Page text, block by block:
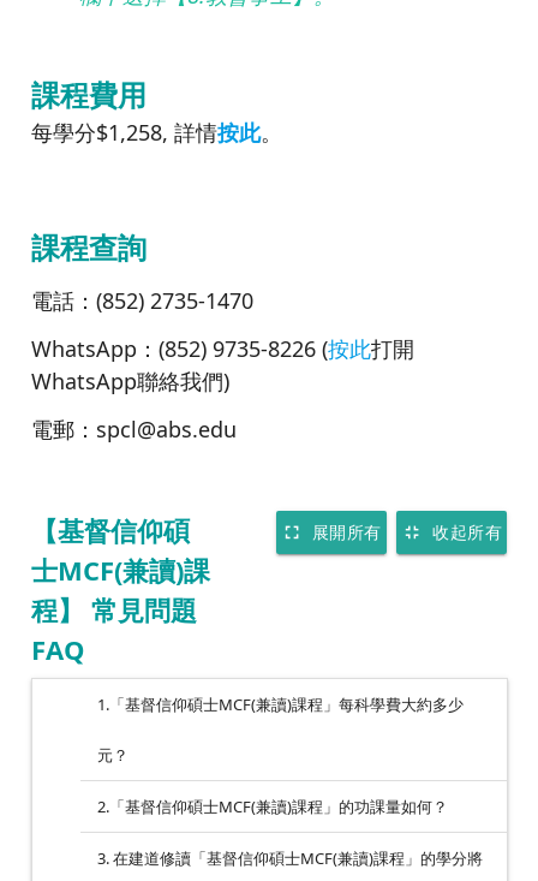
課程費用
每學分$1,258, 詳情按此。
課程查詢
電話：(852) 2735-1470
WhatsApp：(852) 9735-8226 (按此打開
WhatsApp聯絡我們)
電郵：spcl@abs.edu
【基督信仰碩
士MCF(兼讀)課
程】 常見問題
FAQ
fullscreen 展開所有 fullscreen_exit 收起所有
1.「基督信仰碩士MCF(兼讀)課程」每科學費大約多少
元？
2.「基督信仰碩士MCF(兼讀)課程」的功課量如何？
3. 在建道修讀「基督信仰碩士MCF(兼讀)課程」的學分將